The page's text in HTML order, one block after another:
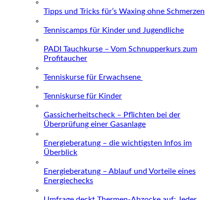
Tipps und Tricks für’s Waxing ohne Schmerzen
Tenniscamps für Kinder und Jugendliche
PADI Tauchkurse – Vom Schnupperkurs zum
Profitaucher
Tenniskurse für Erwachsene
Tenniskurse für Kinder
Gassicherheitscheck – Pflichten bei der
Überprüfung einer Gasanlage
Energieberatung – die wichtigsten Infos im
Überblick
Energieberatung – Ablauf und Vorteile eines
Energiechecks